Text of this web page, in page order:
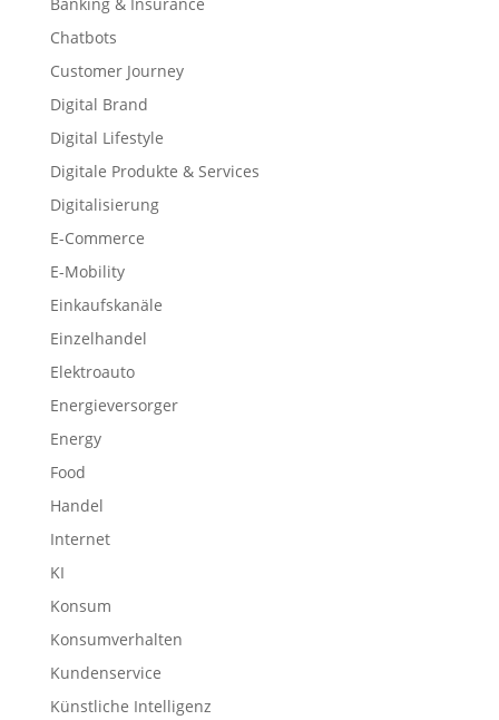
Chatbots
Customer Journey
Digital Brand
Digital Lifestyle
Digitale Produkte & Services
Digitalisierung
E-Commerce
E-Mobility
Einkaufskanäle
Einzelhandel
Elektroauto
Energieversorger
Energy
Food
Handel
Internet
KI
Konsum
Konsumverhalten
Kundenservice
Künstliche Intelligenz